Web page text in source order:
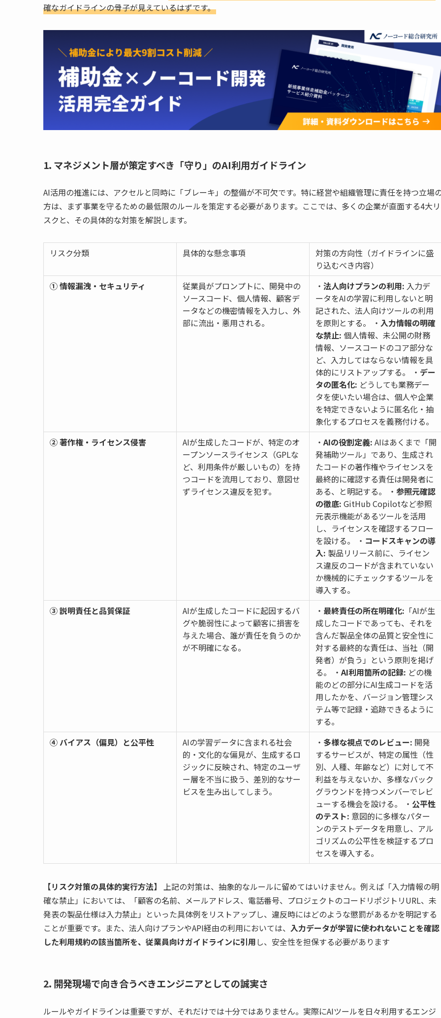
確なガイドラインの骨子が見えているはずです。
1. マネジメント層が策定すべき「守り」のAI利用ガイドライン
AI活用の推進には、アクセルと同時に「ブレーキ」の整備が不可欠です。特に経営や組織管理に責任を持つ立場
方は、まず事業を守るための最低限のルールを策定する必要があります。ここでは、多くの企業が直面する4大リ
スクと、その具体的な対策を解説します。
リスク分類 具体的な懸念事項
対策の方向性（ガイドラインに盛
り込むべき内容）
① 情報漏洩・セキュリティ
従業員がプロンプトに、開発中の
ソースコード、個人情報、顧客デ
ータなどの機密情報を入力し、外
部に流出・悪用される。
・ 法人向けプランの利用: 入力デ
ータをAIの学習に利用しないと明
記された、法人向けツールの利用
を原則とする。 ・ 入力情報の明確
な禁止: 個人情報、未公開の財務
情報、ソースコードのコア部分な
ど、入力してはならない情報を具
体的にリストアップする。 ・ デー
タの匿名化: どうしても業務デー
タを使いたい場合は、個人や企業
を特定できないように匿名化・抽
象化するプロセスを義務付ける。
② 著作権・ライセンス侵害
AIが生成したコードが、特定のオ
ープンソースライセンス（GPLな
ど、利用条件が厳しいもの）を持
つコードを流用しており、意図せ
ずライセンス違反を犯す。
・AIの役割定義: AIはあくまで「開
発補助ツール」であり、生成され
たコードの著作権やライセンスを
最終的に確認する責任は開発者に
ある、と明記する。 ・ 参照元確認
の徹底: GitHub Copilotなど参照
元表示機能があるツールを活用
し、ライセンスを確認するフロー
を設ける。 ・ コードスキャンの導
入: 製品リリース前に、ライセン
ス違反のコードが含まれていない
か機械的にチェックするツールを
導入する。
③ 説明責任と品質保証
AIが生成したコードに起因するバ
グや脆弱性によって顧客に損害を
与えた場合、誰が責任を負うのか
が不明確になる。
・ 最終責任の所在明確化: 「AIが生
成したコードであっても、それを
含んだ製品全体の品質と安全性に
対する最終的な責任は、当社（開
発者）が負う」という原則を掲げ
る。 ・AI利用箇所の記録: どの機
能のどの部分にAI生成コードを活
用したかを、バージョン管理シス
テム等で記録・追跡できるように
する。
④ バイアス（偏見）と公平性
AIの学習データに含まれる社会
的・文化的な偏見が、生成するロ
ジックに反映され、特定のユーザ
ー層を不当に扱う、差別的なサー
ビスを生み出してしまう。
・ 多様な視点でのレビュー: 開発
するサービスが、特定の属性（性
別、人種、年齢など）に対して不
利益を与えないか、多様なバック
グラウンドを持つメンバーでレビ
ューする機会を設ける。 ・ 公平性
のテスト: 意図的に多様なパター
ンのテストデータを用意し、アル
ゴリズムの公平性を検証するプロ
セスを導入する。
【リスク対策の具体的実行方法】 上記の対策は、抽象的なルールに留めてはいけません。例えば「入力情報の明
確な禁止」においては、「顧客の名前、メールアドレス、電話番号、プロジェクトのコードリポジトリURL、未
発表の製品仕様は入力禁止」といった具体例をリストアップし、違反時にはどのような懲罰があるかを明記する
ことが重要です。また、法人向けプランやAPI経由の利用においては、 入力データが学習に使われないことを確認
した利用規約の該当箇所を、従業員向けガイドラインに引用し、安全性を担保する必要があります
2. 開発現場で向き合うべきエンジニアとしての誠実さ
ルールやガイドラインは重要ですが、それだけでは十分ではありません。実際にAIツールを日々利用するエンジ